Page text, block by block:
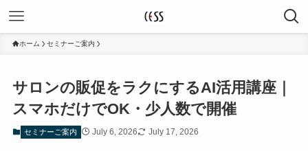
ホーム セミナーご案内
サロンの販促をラクにするAI活用講座｜
スマホだけでOK・少人数で開催
セミナーご案内 July 6, 2026 July 17, 2026